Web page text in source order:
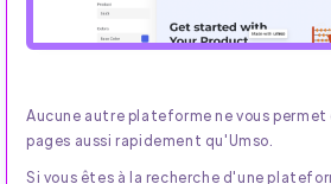
Aucune autre plateforme ne vous permet
pages aussi rapidement qu'Umso.
Si vous êtes à la recherche d'une